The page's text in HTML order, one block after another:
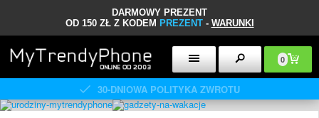
DARMOWY PREZENT
OD 150 ZŁ Z KODEM PREZENT- WARUNKI
0
30-DNIOWA POLITYKA ZWROTU